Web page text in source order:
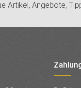
Artikel, Angebote,